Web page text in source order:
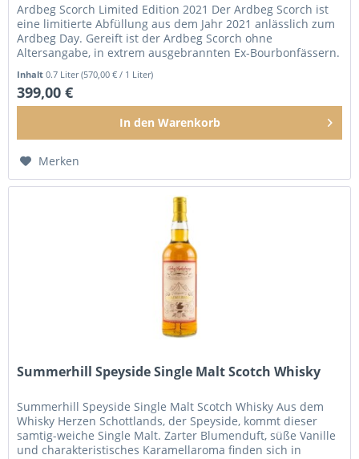
Ardbeg Scorch Limited Edition 2021 Der Ardbeg Scorch ist
eine limitierte Abfüllung aus dem Jahr 2021 anlässlich zum
Ardbeg Day. Gereift ist der Ardbeg Scorch ohne
Altersangabe, in extrem ausgebrannten Ex-Bourbonfässern.
Inhalt0.7 Liter(570,00 € / 1 Liter)
399,00 €
In den Warenkorb
Merken
Summerhill Speyside Single Malt Scotch Whisky
Summerhill Speyside Single Malt Scotch Whisky Aus dem
Whisky Herzen Schottlands, der Speyside, kommt dieser
samtig-weiche Single Malt. Zarter Blumenduft, süße Vanille
und charakteristisches Karamellaroma finden sich in